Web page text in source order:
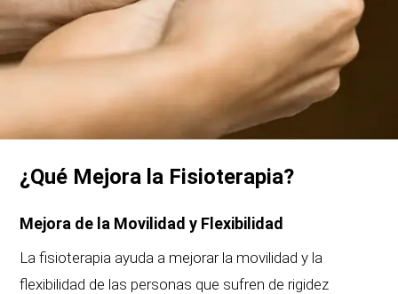
¿Qué Mejora la Fisioterapia?
Mejora de la Movilidad y Flexibilidad
La fisioterapia ayuda a mejorar la movilidad y la
flexibilidad de las personas que sufren de rigidez